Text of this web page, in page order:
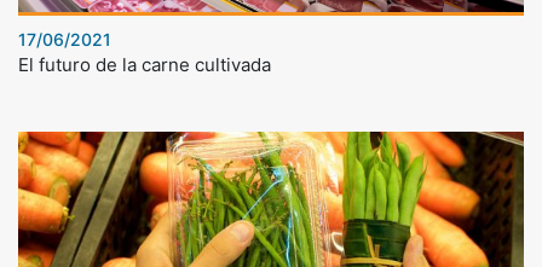
17/06/2021
El futuro de la carne cultivada